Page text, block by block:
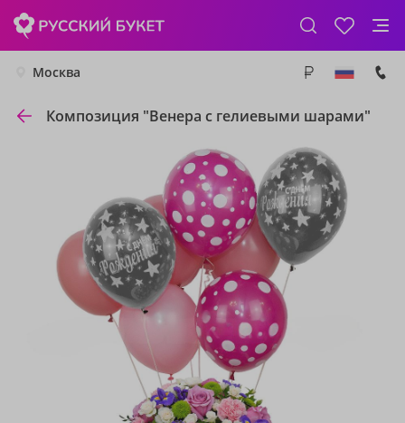
Москва
Композиция "Венера с гелиевыми шарами"